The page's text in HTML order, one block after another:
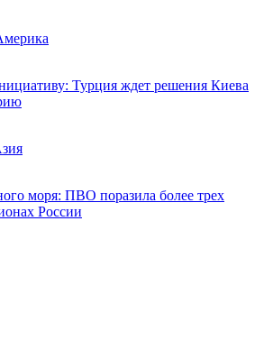
Турция ждет решения Киева
моря: ПВО поразила более трех
России